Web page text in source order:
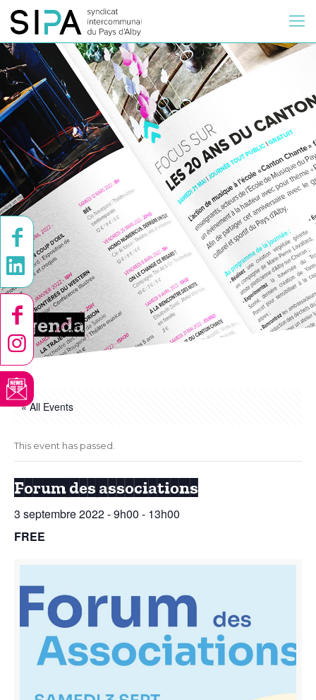
Agenda
« All Events
This event has passed.
Forum des associations
3 septembre 2022 - 9h00 - 13h00
FREE